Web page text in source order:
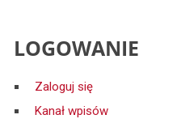
LOGOWANIE
Zaloguj się
Kanał wpisów